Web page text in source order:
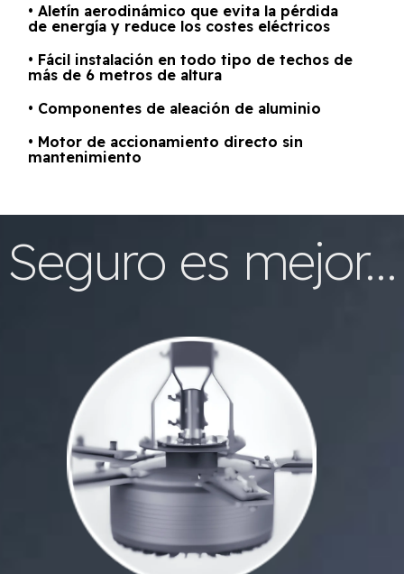
• Aletín aerodinámico que evita la pérdida
de energía y reduce los costes eléctricos
• Fácil instalación en todo tipo de techos de
más de 6 metros de altura
• Componentes de aleación de aluminio
• Motor de accionamiento directo sin
mantenimiento
Seguro es mejor...